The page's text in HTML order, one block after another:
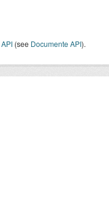
API (see Documente API).